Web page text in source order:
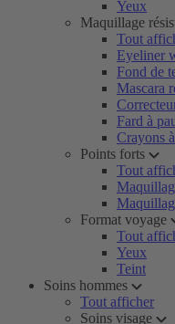
Yeux
Maquillage
Tout
Eyeliner
Fond de
Mascara
Fard à
Crayons
Points forts
Tout
Format voyage
Tout
Yeux
Teint
Soins hommes
Tout afficher
Soins visage